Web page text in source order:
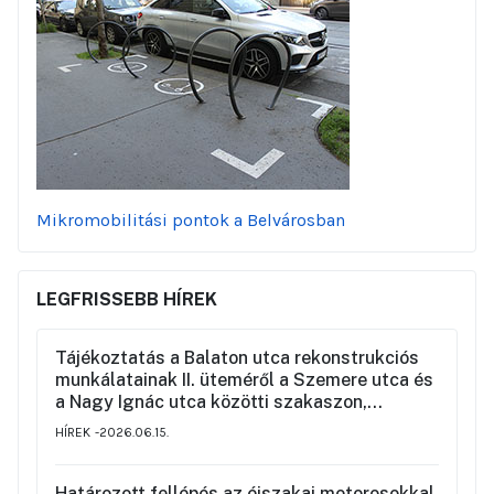
Mikromobilitási pontok a Belvárosban
LEGFRISSEBB HÍREK
Tájékoztatás a Balaton utca rekonstrukciós
munkálatainak II. üteméről a Szemere utca és
a Nagy Ignác utca közötti szakaszon,
valamint a környék ideiglenes forgalmi
HÍREK 2026.06.15.